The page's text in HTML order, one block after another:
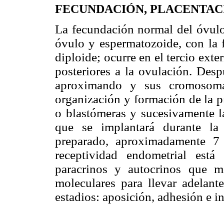
FECUNDACIÓN,
La fecundación normal del
óvulo y espermatozoide, con
diploide; ocurre en el tercio
posteriores a la ovulación.
aproximando y sus
organización y formación de la
o blastómeras y
que se implantará durante
preparado,
receptividad endometrial
paracrinos y autocrinos que
moleculares para llevar
estadios: aposición, adhesión e